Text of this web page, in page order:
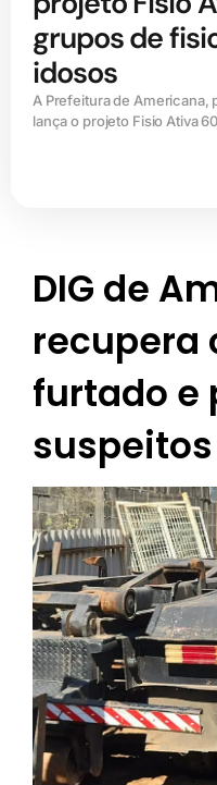
grupos de
idosos
A Prefeitura de Americana,
lança o projeto Fisio Ativa
DIG de
recupera
furtado e